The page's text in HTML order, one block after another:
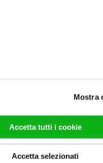
Mostra
Accetta tutti i cookie
Accetta selezionati
interessato anche: